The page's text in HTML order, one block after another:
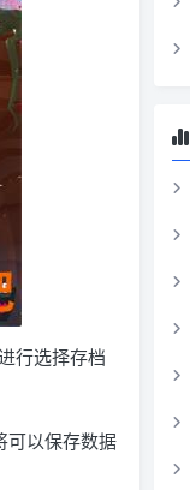
行选择存档
可以保存数据